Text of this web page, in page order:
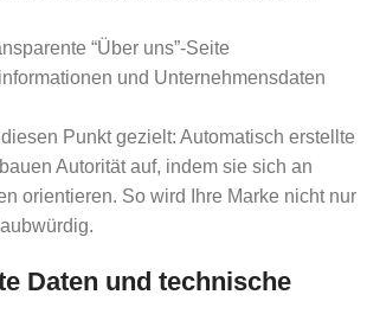
“Über uns”-Seite
und Unternehmensdaten
Punkt gezielt: Automatisch erstellte
Autorität auf, indem sie sich an
orientieren. So wird Ihre Marke nicht nur
Daten und technische